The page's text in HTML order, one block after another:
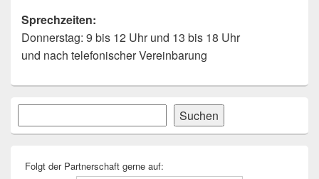
Sprechzeiten:
Donnerstag: 9 bis 12 Uhr und 13 bis 18 Uhr
und nach telefonischer Vereinbarung
Primärer
Widgetbereich
Suchen
Folgt der Partnerschaft gerne auf: